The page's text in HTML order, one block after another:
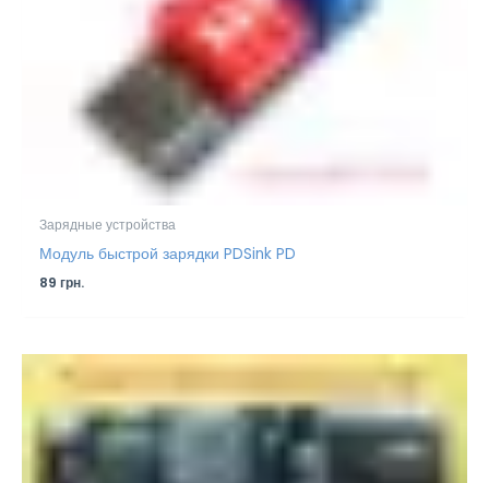
Зарядные устройства
Модуль быстрой зарядки PDSink PD
89грн.